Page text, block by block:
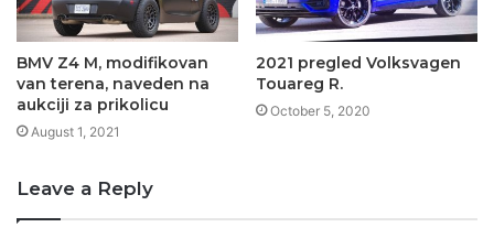
BMV Z4 M, modifikovan
van terena, naveden na
aukciji za prikolicu
August 1, 2021
2021 pregled Volksvagen
Touareg R.
October 5, 2020
Leave a Reply